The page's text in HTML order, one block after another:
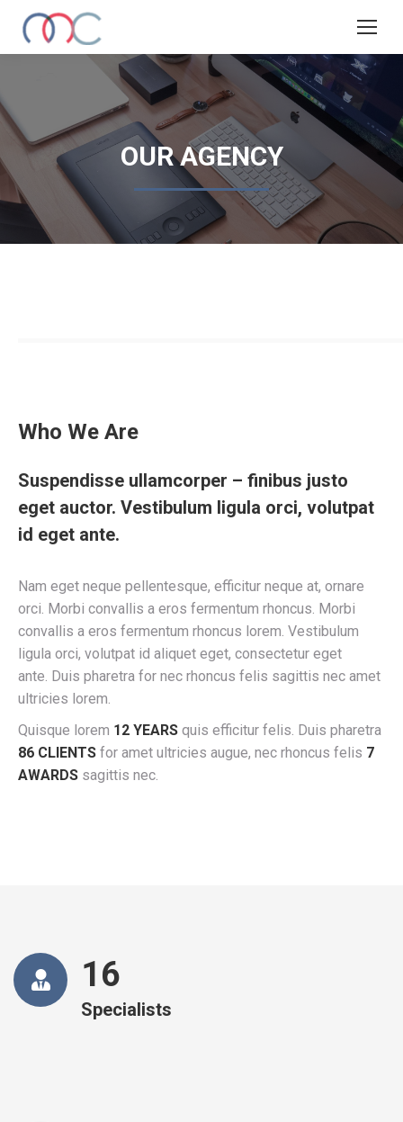
OUR AGENCY
Who We Are
Suspendisse ullamcorper – finibus justo
eget auctor. Vestibulum ligula orci, volutpat
id eget ante.
Nam eget neque pellentesque, efficitur neque at, ornare
orci. Morbi convallis a eros fermentum rhoncus. Morbi
convallis a eros fermentum rhoncus lorem. Vestibulum
ligula orci, volutpat id aliquet eget, consectetur eget
ante. Duis pharetra for nec rhoncus felis sagittis nec amet
ultricies lorem.
Quisque lorem 12 YEARS quis efficitur felis. Duis pharetra
86 CLIENTS for amet ultricies augue, nec rhoncus felis 7
AWARDS sagittis nec.
16
Specialists